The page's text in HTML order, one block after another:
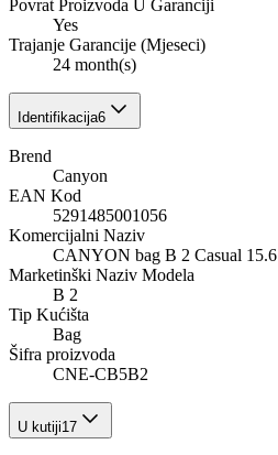
Povrat Proizvoda U Garanciji
Yes
Trajanje Garancije (Mjeseci)
24 month(s)
Identifikacija6
Brend
Canyon
EAN Kod
5291485001056
Komercijalni Naziv
CANYON bag B 2 Casual 15.6
Marketinški Naziv Modela
B 2
Tip Kućišta
Bag
Šifra proizvoda
CNE-CB5B2
U kutiji17